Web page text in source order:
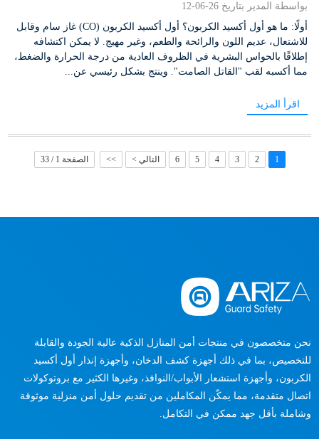
بواسطة المدير بتاريخ 26-06-12
أولًا: ما هو أول أكسيد الكربون؟ أول أكسيد الكربون (CO) غاز سام وقابل
للاشتعال، عديم اللون والرائحة والطعم، وغير مهيج. لا يمكن اكتشافه
إطلاقًا بالحواس البشرية في الظروف العادية من درجة الحرارة والضغط،
مما أكسبه لقب "القاتل الصامت". وينتج بشكل رئيسي عن...
اقرأ المزيد
1
2
3
4
5
6 التالي > >> الصفحة 1 / 33
نحن متخصصون في منتجات أمن المنازل الذكية عالية الجودة والقابلة
للتخصيص، بما في ذلك أجهزة كشف الدخان، وأجهزة إنذار أول أكسيد
الكربون، وأجهزة استشعار الأبواب/النوافذ، وغيرها الكثير مع بروتوكولات
اتصال متقدمة، مما يمكّن المكاملين من تقديم حلول أمن منزلية موثوقة
وشاملة بأقل جهد ممكن في التكامل.